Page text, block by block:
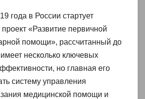
года в России стартует
«Развитие первичной
помощи», рассчитанный до
несколько ключевых
но главная его
систему управления
медицинской помощи и